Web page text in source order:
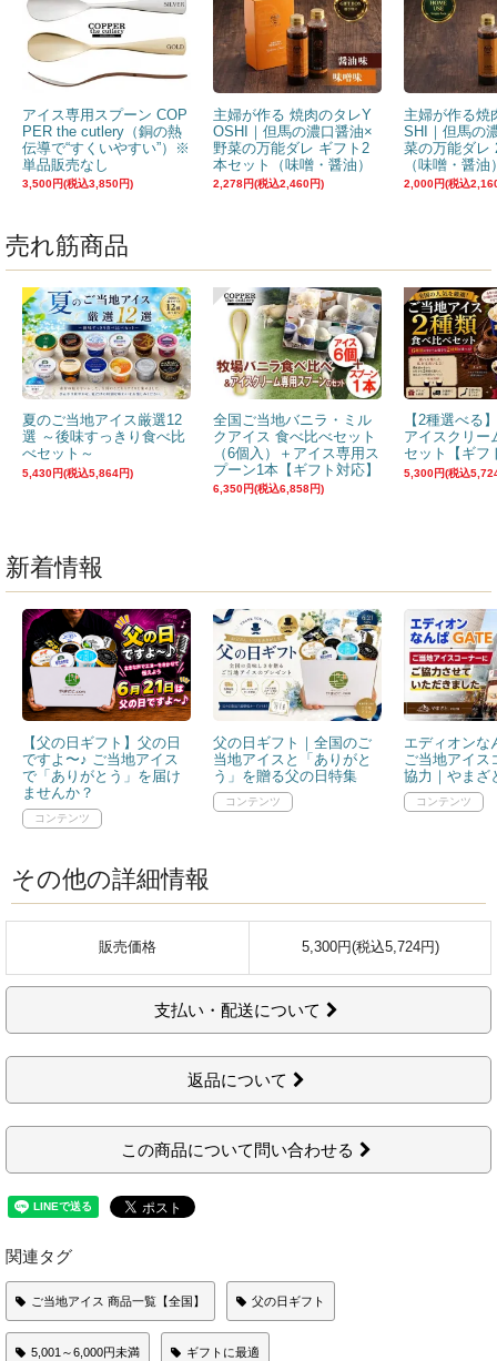
アイス専用スプーン COP
PER the cutlery（銅の熱
伝導で“すくいやすい”）※
単品販売なし
3,500円(税込3,850円)
主婦が作る 焼肉のタレY
OSHI｜但馬の濃口醤油×
野菜の万能ダレ ギフト2
本セット（味噌・醤油）
2,278円(税込2,460円)
主婦が作る焼
SHI｜但馬の
菜の万能ダレ
（味噌・醤油
2,000円(税込
売れ筋商品
夏のご当地アイス厳選12
選 ～後味すっきり食べ比
べセット～
5,430円(税込5,864円)
全国ご当地バニラ・ミル
クアイス 食べ比べセット
（6個入）＋アイス専用ス
プーン1本【ギフト対応】
6,350円(税込6,858円)
【2種選べる
アイスクリー
セット【ギフ
5,300円(税込
新着情報
【父の日ギフト】父の日
ですよ〜♪ ご当地アイス
で「ありがとう」を届け
ませんか？
父の日ギフト｜全国のご
当地アイスと「ありがと
う」を贈る父の日特集
エディオンな
ご当地アイス
協力｜やまざ
その他の詳細情報
販売価格 5,300円(税込5,724円)
支払い・配送について
返品について
この商品について問い合わせる
関連タグ
ご当地アイス 商品一覧【全国】 父の日ギフト
5,001～6,000円未満 ギフトに最適